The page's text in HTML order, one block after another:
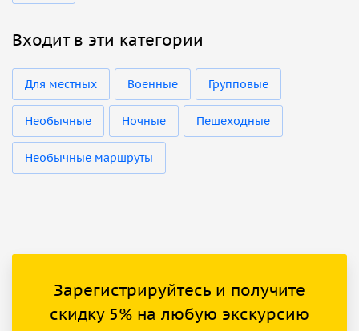
Входит в эти категории
Для местных Военные Групповые
Необычные Ночные Пешеходные
Необычные маршруты
Зарегистрируйтесь и получите
скидку 5% на любую экскурсию